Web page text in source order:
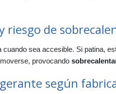
diésel
riesgo de
sea accesible. Si patina,
provocando
según